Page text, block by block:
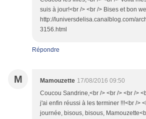
suis à jour!<br /> <br /> Bises et bon
http://luniversdelisa.canalblog.com/
3156.html
Répondre
M Mamouzette 17/08/2016 09:50
Coucou Sandrine,<br /> <br /> <br />
j'ai enfin réussi à les terminer !!!<br />
journée, bisous, bisous,